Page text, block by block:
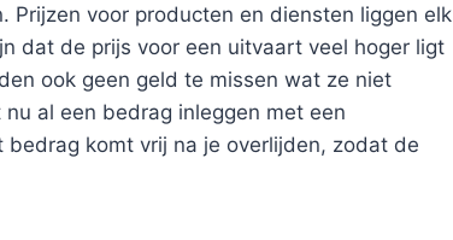
Prijzen voor producten en diensten liggen elk
dat de prijs voor een uitvaart veel hoger ligt
ook geen geld te missen wat ze niet
al een bedrag inleggen met een
komt vrij na je overlijden, zodat de